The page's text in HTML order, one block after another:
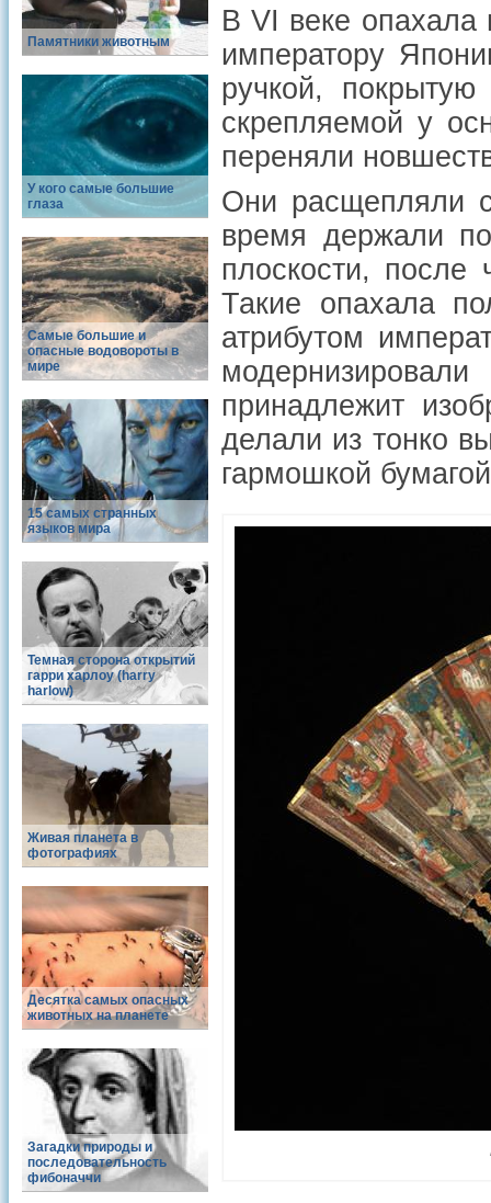
Памятники животным
У кого самые большие
глаза
Самые большие и
опасные водовороты в
мире
15 самых странных
языков мира
Темная сторона открытий
гарри харлоу (harry
harlow)
Живая планета в
фотографиях
Десятка самых опасных
животных на планете
Загадки природы и
последовательность
фибоначчи
В VI веке опахала
императору
ручкой,
скрепляемой у
переняли
Они расщепляли
время держали
плоскости, после
Такие опахала
атрибутом
принадлежит
делали из тонко
гармошкой